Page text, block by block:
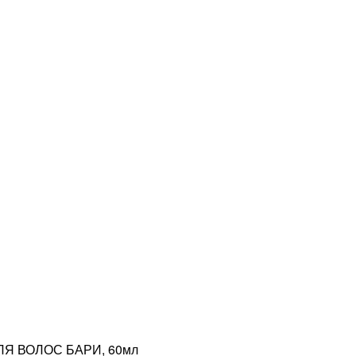
ВОЛОС БАРИ, 60мл